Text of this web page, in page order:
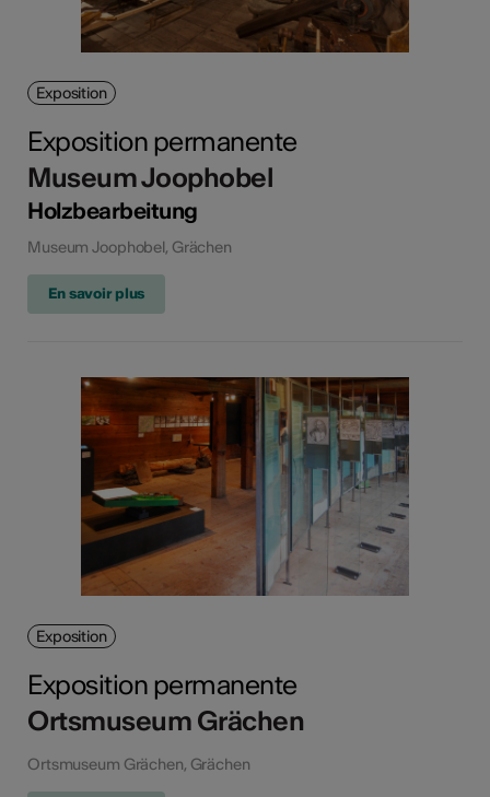
Exposition
Exposition permanente
Museum Joophobel
Holzbearbeitung
Museum Joophobel, Grächen
En savoir plus
Exposition
Exposition permanente
Ortsmuseum Grächen
Ortsmuseum Grächen, Grächen